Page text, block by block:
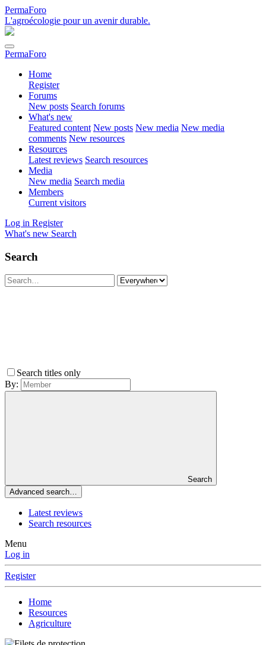
PermaForo
L'agroécologie pour un avenir durable.
PermaForo
Home
Register
Forums
New posts Search forums
What's new
Featured content New posts New media New media
comments New resources
Resources
Latest reviews Search resources
Media
New media Search media
Members
Current visitors
Log in Register
What's new Search
Search
Search titles only
By:
Search
Advanced search…
Latest reviews
Search resources
Menu
Log in
Register
Home
Resources
Agriculture